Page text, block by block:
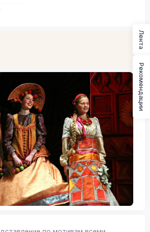
Лента
Рекомендации